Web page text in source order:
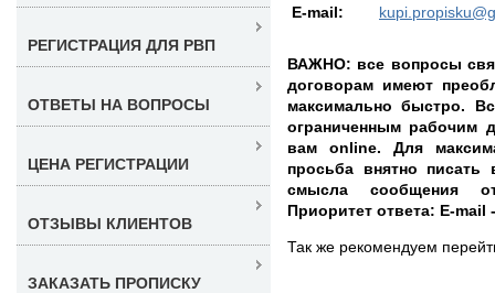
E-mail:
ВАЖНО: все вопросы
договорам имеют
максимально быстро.
ограниченным рабочим
вам online. Для
просьба внятно
смысла сообщения
Приоритет ответа: E-
Так же рекомендуем
РЕГИСТРАЦИЯ ДЛЯ РВП
ОТВЕТЫ НА ВОПРОСЫ
ЦЕНА РЕГИСТРАЦИИ
ОТЗЫВЫ КЛИЕНТОВ
ЗАКАЗАТЬ ПРОПИСКУ